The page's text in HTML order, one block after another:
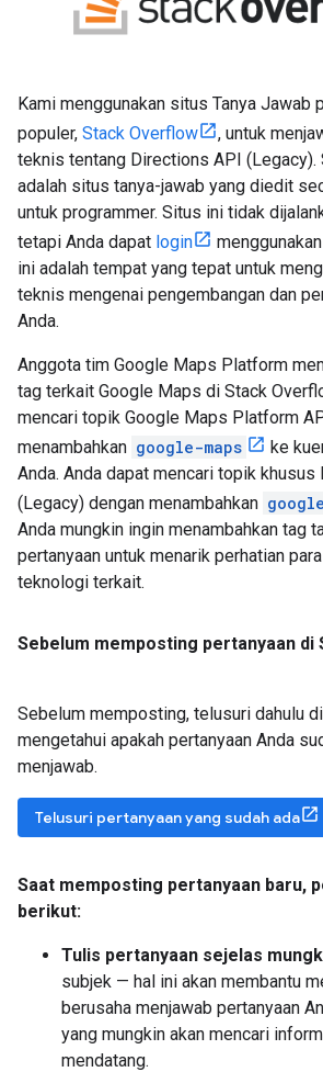
Kami menggunakan situs Tanya Jawab
populer, Stack Overflow
, untuk
teknis tentang Directions API (Legacy).
adalah situs tanya-jawab yang diedit
untuk programmer. Situs ini tidak
tetapi Anda dapat login
ini adalah tempat yang tepat untuk
teknis mengenai pengembangan dan
Anda.
Anggota tim Google Maps Platform
tag terkait Google Maps di Stack
mencari topik Google Maps Platform
menambahkan google-maps
ke
Anda. Anda dapat mencari topik
(Legacy) dengan menambahkan
Anda mungkin ingin menambahkan tag
pertanyaan untuk menarik perhatian
teknologi terkait.
Sebelum memposting pertanyaan di
Sebelum memposting, telusuri dahulu
mengetahui apakah pertanyaan Anda
menjawab.
Telusuri pertanyaan yang sudah ada
Saat memposting pertanyaan baru,
berikut:
Tulis pertanyaan sejelas
subjek — hal ini akan membantu
berusaha menjawab pertanyaan
yang mungkin akan mencari
mendatang.